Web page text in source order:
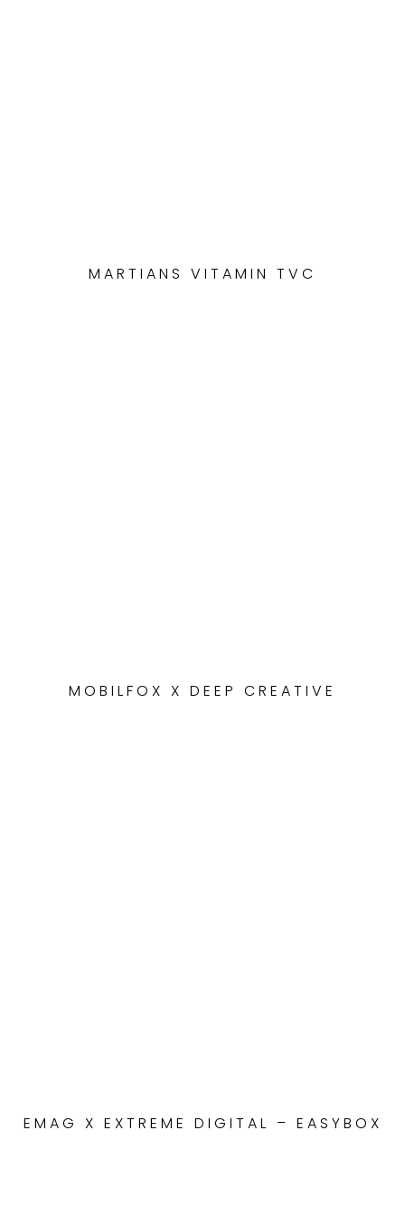
MARTIANS VITAMIN TVC
MOBILFOX X DEEP CREATIVE
EMAG X EXTREME DIGITAL – EASYBOX